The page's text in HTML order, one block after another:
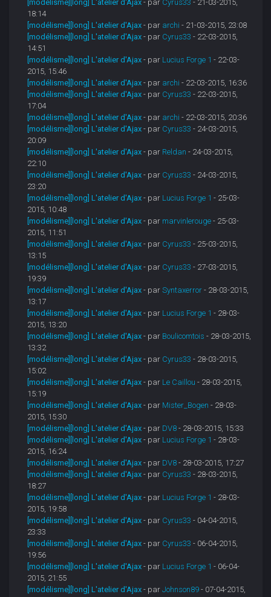
[modélisme][long] L'atelier d'Ajax - par Cyrus33 - 21-03-2015,
18:14
[modélisme][long] L'atelier d'Ajax - par archi - 21-03-2015, 23:08
[modélisme][long] L'atelier d'Ajax - par Cyrus33 - 22-03-2015,
14:51
[modélisme][long] L'atelier d'Ajax - par Lucius Forge 1 - 22-03-
2015, 15:46
[modélisme][long] L'atelier d'Ajax - par archi - 22-03-2015, 16:36
[modélisme][long] L'atelier d'Ajax - par Cyrus33 - 22-03-2015,
17:04
[modélisme][long] L'atelier d'Ajax - par archi - 22-03-2015, 20:36
[modélisme][long] L'atelier d'Ajax - par Cyrus33 - 24-03-2015,
20:09
[modélisme][long] L'atelier d'Ajax - par Reldan - 24-03-2015,
22:10
[modélisme][long] L'atelier d'Ajax - par Cyrus33 - 24-03-2015,
23:20
[modélisme][long] L'atelier d'Ajax - par Lucius Forge 1 - 25-03-
2015, 10:48
[modélisme][long] L'atelier d'Ajax - par marvinlerouge - 25-03-
2015, 11:51
[modélisme][long] L'atelier d'Ajax - par Cyrus33 - 25-03-2015,
13:15
[modélisme][long] L'atelier d'Ajax - par Cyrus33 - 27-03-2015,
19:39
[modélisme][long] L'atelier d'Ajax - parSyntaxerror - 28-03-2015,
13:17
[modélisme][long] L'atelier d'Ajax - par Lucius Forge 1 - 28-03-
2015, 13:20
[modélisme][long] L'atelier d'Ajax - par Boulicomtois - 28-03-2015,
13:32
[modélisme][long] L'atelier d'Ajax - par Cyrus33 - 28-03-2015,
15:02
[modélisme][long] L'atelier d'Ajax - par Le Caillou - 28-03-2015,
15:19
[modélisme][long] L'atelier d'Ajax - par Mister_Bogen - 28-03-
2015, 15:30
[modélisme][long] L'atelier d'Ajax - par DV8 - 28-03-2015, 15:33
[modélisme][long] L'atelier d'Ajax - par Lucius Forge 1 - 28-03-
2015, 16:24
[modélisme][long] L'atelier d'Ajax - par DV8 - 28-03-2015, 17:27
[modélisme][long] L'atelier d'Ajax - par Cyrus33 - 28-03-2015,
18:27
[modélisme][long] L'atelier d'Ajax - par Lucius Forge 1 - 28-03-
2015, 19:58
[modélisme][long] L'atelier d'Ajax - par Cyrus33 - 04-04-2015,
23:33
[modélisme][long] L'atelier d'Ajax - par Cyrus33 - 06-04-2015,
19:56
[modélisme][long] L'atelier d'Ajax - par Lucius Forge 1 - 06-04-
2015, 21:55
[modélisme][long] L'atelier d'Ajax - parJohnson89 - 07-04-2015,